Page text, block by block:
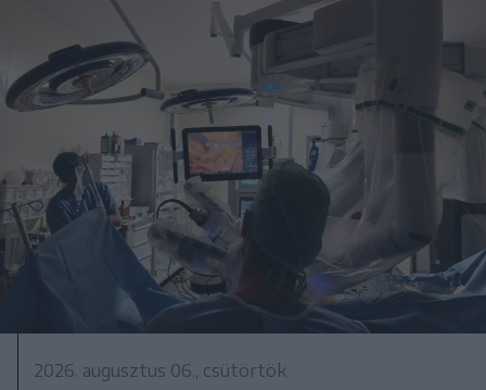
2026. augusztus 06., csütörtök